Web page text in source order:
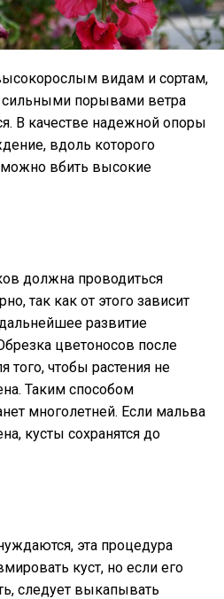
видам и сортам,
порывами ветра
В качестве надежной опоры
вдоль которого
вбить высокие
должна проводиться
так как от этого зависит
развитие
цветоносов после
того, чтобы растения не
Таким способом
многолетней. Если мальва
кусты сохранятся до
эта процедура
куст, но если его
следует выкапывать